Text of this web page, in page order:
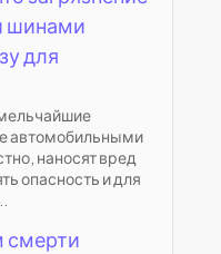
шинами
для
автомобильными
наносят вред
опасность и для
смерти